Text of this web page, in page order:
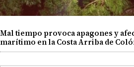
Mal tiempo provoca apagones y
marítimo en la Costa Arriba de